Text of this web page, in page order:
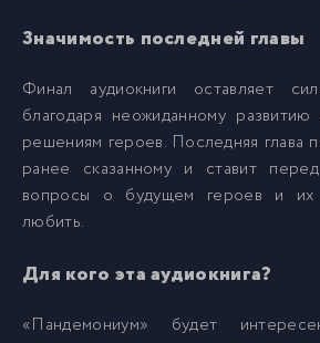
24 024 - Тогда
25 025 - Сейчас
26 026 - Тогда
Значимость последней главы
Финал аудиокниги оставляет
благодаря неожиданному
решениям героев. Последняя глава
ранее сказанному и ставит
вопросы о будущем героев и
любить.
Для кого эта аудиокнига?
«Пандемониум» будет